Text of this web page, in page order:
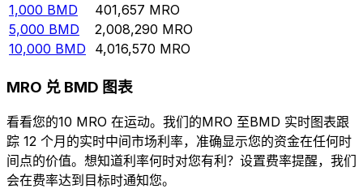
1,000 BMD 401,657 MRO
5,000 BMD 2,008,290 MRO
10,000 BMD 4,016,570 MRO
MRO 兑 BMD 图表
看看您的10 MRO 在运动。我们的MRO 至BMD 实时图表跟
踪 12 个月的实时中间市场利率，准确显示您的资金在任何时
间点的价值。想知道利率何时对您有利？设置费率提醒，我们
会在费率达到目标时通知您。